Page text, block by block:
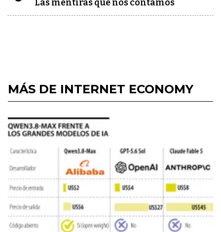
Las mentiras que nos contamos
MÁS DE INTERNET ECONOMY